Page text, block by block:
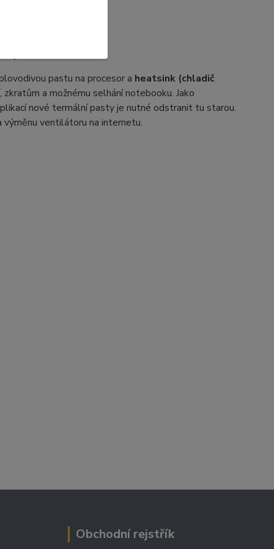
pastu na procesor a heatsink (chladič
a možnému selhání notebooku. Jako
nové termální pasty je nutné odstranit tu starou.
ventilátoru na internetu.
Obchodní rejstřík